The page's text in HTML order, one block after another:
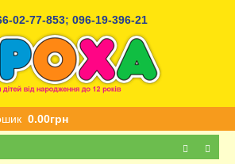
02-77-853; 096-19-396-21
0.00грн